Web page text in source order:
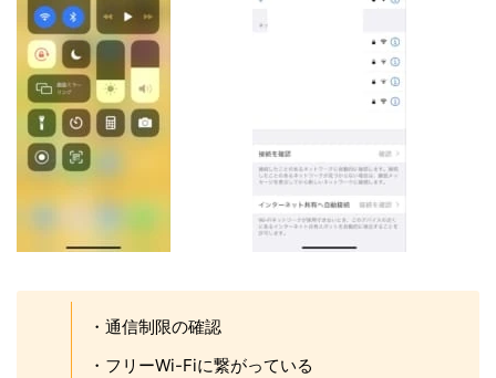
・通信制限の確認
・フリーWi-Fiに繋がっている